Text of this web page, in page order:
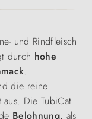
und Rindfleisch
durch hohe
.
die reine
Die TubiCat
Belohnung, als